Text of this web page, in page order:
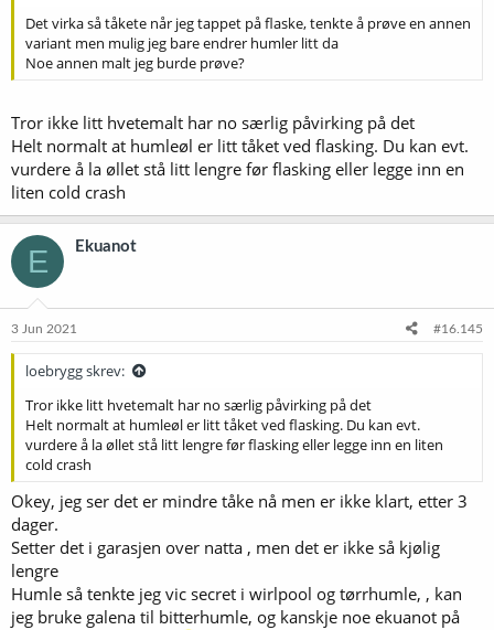
Det virka så tåkete når jeg tappet på flaske, tenkte å prøve en annen
variant men mulig jeg bare endrer humler litt da
Noe annen malt jeg burde prøve?
Tror ikke litt hvetemalt har no særlig påvirking på det
Helt normalt at humleøl er litt tåket ved flasking. Du kan evt.
vurdere å la øllet stå litt lengre før flasking eller legge inn en
liten cold crash
E Ekuanot
3 Jun 2021 #16.145
loebrygg skrev:
Tror ikke litt hvetemalt har no særlig påvirking på det
Helt normalt at humleøl er litt tåket ved flasking. Du kan evt.
vurdere å la øllet stå litt lengre før flasking eller legge inn en liten
cold crash
Okey, jeg ser det er mindre tåke nå men er ikke klart, etter 3
dager.
Setter det i garasjen over natta , men det er ikke så kjølig
lengre
Humle så tenkte jeg vic secret i wirlpool og tørrhumle, , kan
jeg bruke galena til bitterhumle, og kanskje noe ekuanot på